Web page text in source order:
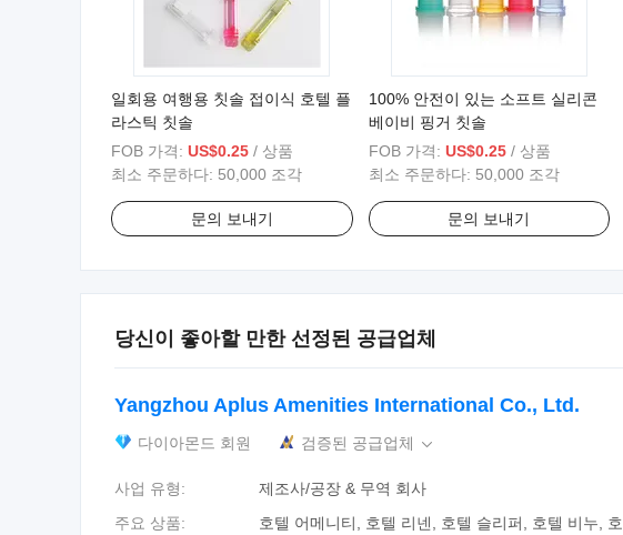
일회용 여행용 칫솔 접이식 호텔 플
라스틱 칫솔
FOB 가격: US$0.25 / 상품
최소 주문하다: 50,000 조각
문의 보내기
100% 안전이 있는 소프트 실리콘
베이비 핑거 칫솔
FOB 가격: US$0.25 / 상품
최소 주문하다: 50,000 조각
문의 보내기
당신이 좋아할 만한 선정된 공급업체
Yangzhou Aplus Amenities International Co., Ltd.
다이아몬드 회원 검증된 공급업체 
사업 유형:
제조사/공장 & 무역 회사
주요 상품:
호텔 어메니티, 호텔 리넨, 호텔 슬리퍼, 호텔 비누, 호